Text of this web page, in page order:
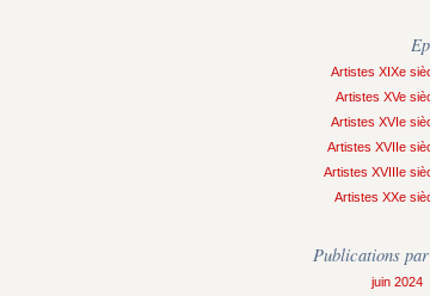
Artistes XIXe
Artistes XVe
Artistes XVIe
Artistes XVIIe
Artistes XVIIIe
Artistes XXe
Publications
juin 2024